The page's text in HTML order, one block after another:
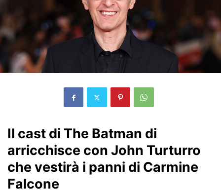
Il cast di The Batman di
arricchisce con John Turturro
che vestirà i panni di Carmine
Falcone